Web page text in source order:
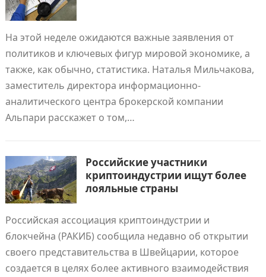
На этой неделе ожидаются важные заявления от
политиков и ключевых фигур мировой экономике, а
также, как обычно, статистика. Наталья Мильчакова,
заместитель директора информационно-
аналитического центра брокерской компании
Альпари расскажет о том,…
Российские участники
криптоиндустрии ищут более
лояльные страны
Российская ассоциация криптоиндустрии и
блокчейна (РАКИБ) сообщила недавно об открытии
своего представительства в Швейцарии, которое
создается в целях более активного взаимодействия